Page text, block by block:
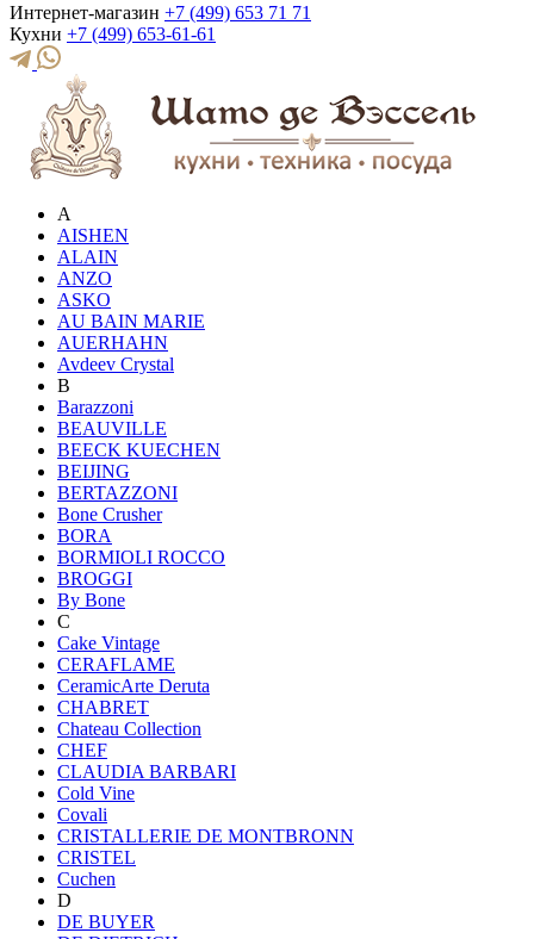
Интернет-магазин +7 (499) 653 71 71
Кухни +7 (499) 653-61-61
A
AISHEN
ALAIN
ANZO
ASKO
AU BAIN MARIE
AUERHAHN
Avdeev Crystal
B
Barazzoni
BEAUVILLE
BEECK KUECHEN
BEIJING
BERTAZZONI
Bone Crusher
BORA
BORMIOLI ROCCO
BROGGI
By Bone
C
Cake Vintage
CERAFLAME
CeramicArte Deruta
CHABRET
Chateau Collection
CHEF
CLAUDIA BARBARI
Cold Vine
Covali
CRISTALLERIE DE MONTBRONN
CRISTEL
Cuchen
D
DE BUYER